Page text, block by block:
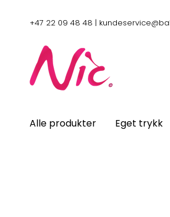
+47 22 09 48 48 |
Alle produkter Eget trykk